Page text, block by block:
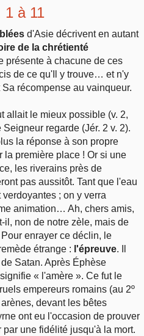
1 à 11
d'Asie décrivent en autant
de la chrétienté
présente à chacune de ces
de ce qu'Il y trouve… et n'y
récompense au vainqueur.
allait le mieux possible (v. 2,
Seigneur regarde (Jér. 2 v. 2).
la réponse à son propre
la première place ! Or si une
les riverains près de
pas aussitôt. Tant que l'eau
; on y verra
animation… Ah, chers amis,
il, non de notre zèle, mais de
enrayer ce déclin, le
étrange : l'épreuve. Il
Satan. Après Éphèse
« l'amère ». Ce fut le
empereurs romains (au 2º
devant les bêtes
ont eu l'occasion de prouver
par une fidélité jusqu'à la mort.